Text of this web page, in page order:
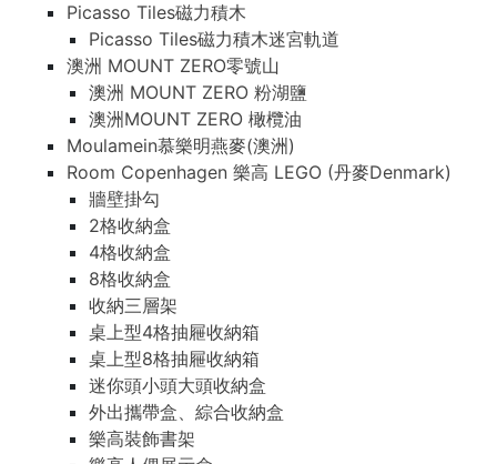
Picasso Tiles磁力積木
Picasso Tiles磁力積木迷宮軌道
澳洲 MOUNT ZERO零號山
澳洲 MOUNT ZERO 粉湖鹽
澳洲MOUNT ZERO 橄欖油
Moulamein慕樂明燕麥(澳洲)
Room Copenhagen 樂高 LEGO (丹麥Denmark)
牆壁掛勾
2格收納盒
4格收納盒
8格收納盒
收納三層架
桌上型4格抽屜收納箱
桌上型8格抽屜收納箱
迷你頭小頭大頭收納盒
外出攜帶盒、綜合收納盒
樂高裝飾書架